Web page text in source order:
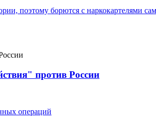
поэтому борются с наркокартелями
против России
операций